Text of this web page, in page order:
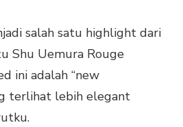
salah satu highlight dari
Shu Uemura Rouge
ini adalah “new
terlihat lebih elegant